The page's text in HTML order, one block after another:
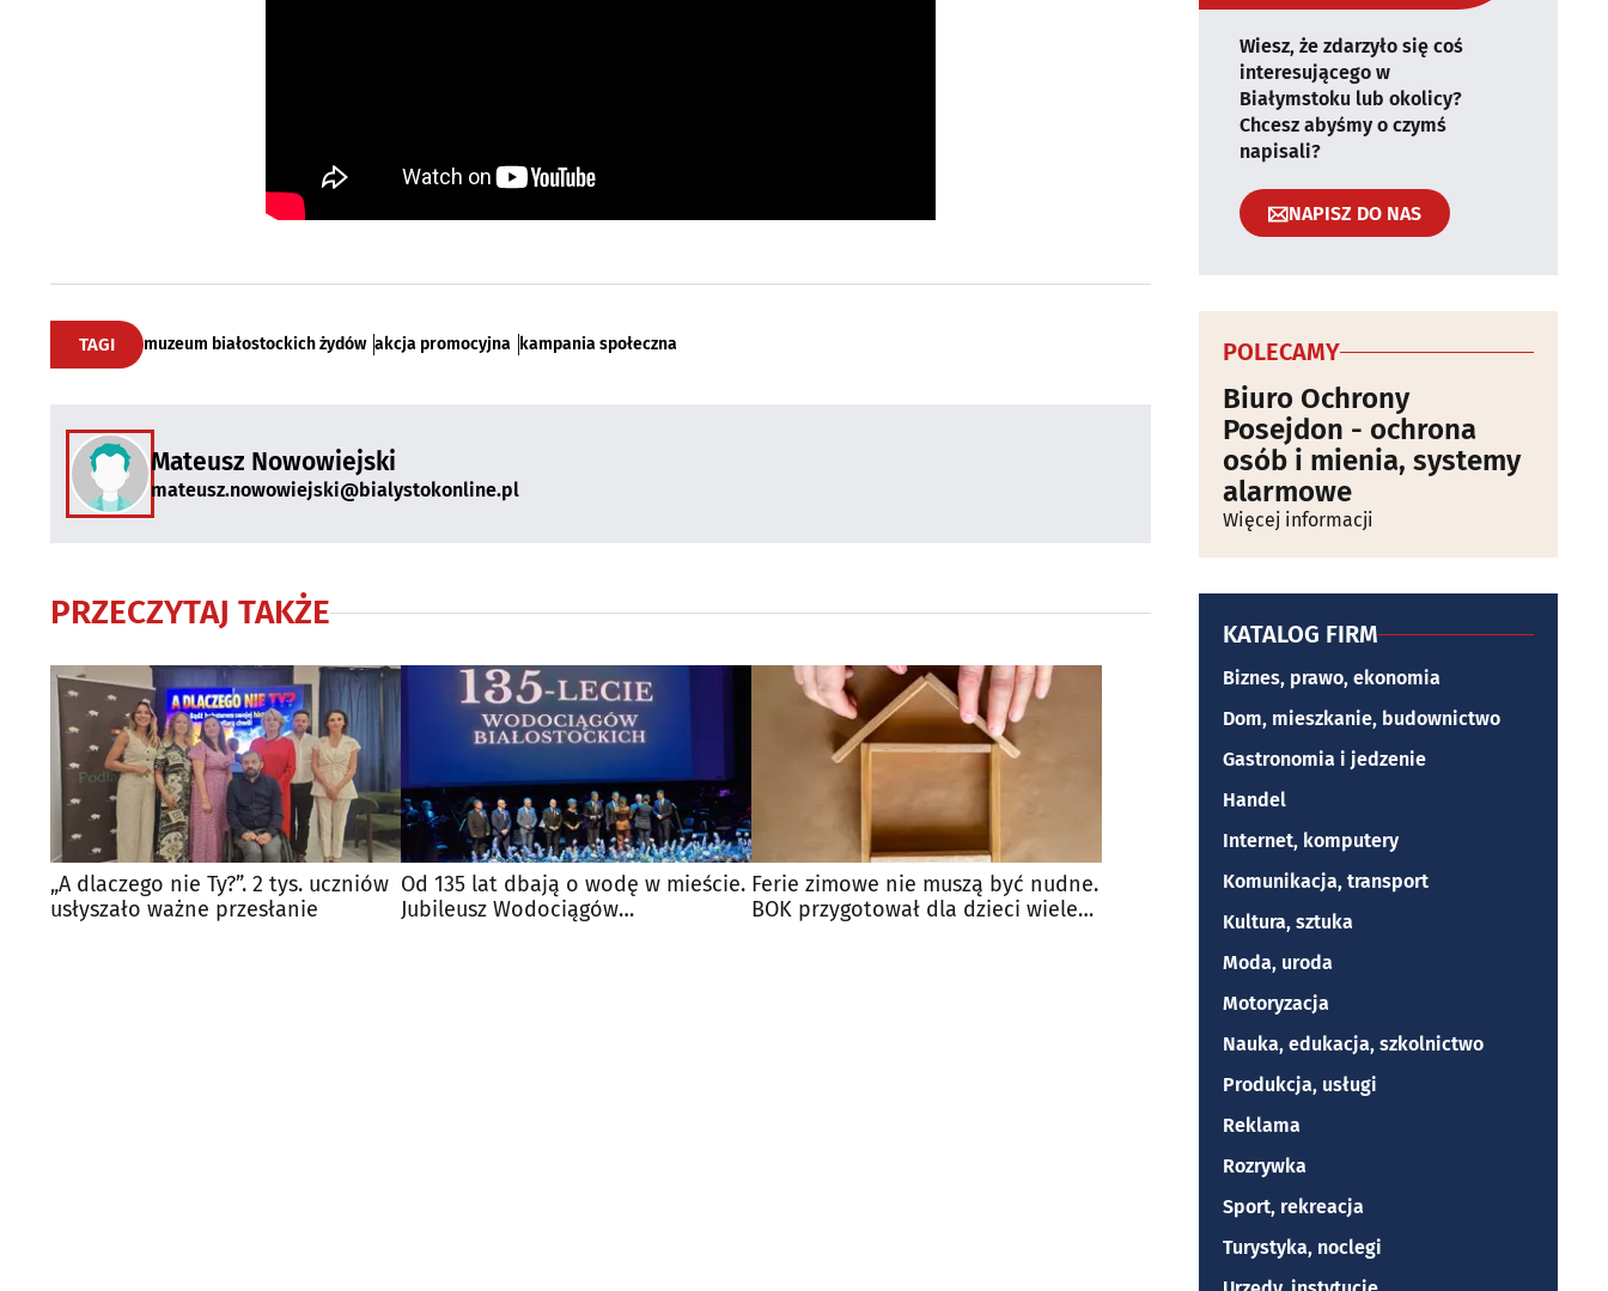
TAGI muzeum białostockich żydów akcja promocyjna kampania społeczna
Mateusz Nowowiejski
mateusz.nowowiejski@bialystokonline.pl
PRZECZYTAJ TAKŻE
„A dlaczego nie Ty?”. 2 tys. uczniów
usłyszało ważne przesłanie
Od 135 lat dbają o wodę w mieście.
Jubileusz Wodociągów
Ferie zimowe nie muszą być nudne.
BOK przygotował dla dzieci wiele
Wiesz, że zdarzyło się coś
interesującego w
Białymstoku lub okolicy?
Chcesz abyśmy o czymś
napisali?
NAPISZ DO NAS
POLECAMY
Biuro Ochrony
Posejdon - ochrona
osób i mienia, systemy
alarmowe
Więcej informacji
KATALOG FIRM
Biznes, prawo, ekonomia
Dom, mieszkanie, budownictwo
Gastronomia i jedzenie
Handel
Internet, komputery
Komunikacja, transport
Kultura, sztuka
Moda, uroda
Motoryzacja
Nauka, edukacja, szkolnictwo
Produkcja, usługi
Reklama
Rozrywka
Sport, rekreacja
Turystyka, noclegi